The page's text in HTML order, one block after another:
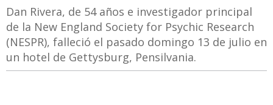
Dan Rivera, de 54 años e investigador principal
de la New England Society for Psychic Research
(NESPR), falleció el pasado domingo 13 de julio en
un hotel de Gettysburg, Pensilvania.